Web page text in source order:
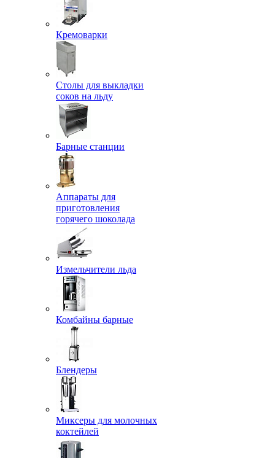
Кремоварки
Столы для выкладки
соков на льду
Барные станции
Аппараты для
приготовления
горячего шоколада
Измельчители льда
Комбайны барные
Блендеры
Миксеры для молочных
коктейлей